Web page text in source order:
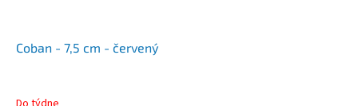
Coban - 7,5 cm - červený